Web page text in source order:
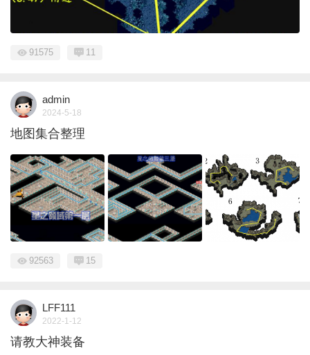
91575 11
admin
2024-5-18
地图集合整理
92563 15
LFF111
2022-1-12
请教大神装备